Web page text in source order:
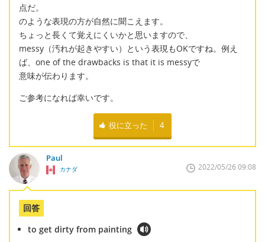
点だ。
のような表現の方が自然に聞こえます。
ちょっと長くて覚えにくいかと思いますので、
messy（汚れが起きやすい）という表現もOKですね。例え
ば、one of the drawbacks is that it is messyで
意味が伝わります。
ご参考になれば幸いです。
役に立った 4
Paul
カナダ 2022/05/26 09:08
回答
to get dirty from painting